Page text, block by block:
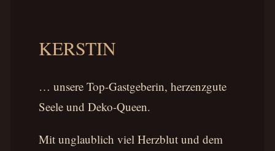
KERSTIN
… unsere Top-Gastgeberin, herzenzgute
Seele und Deko-Queen.
Mit unglaublich viel Herzblut und dem